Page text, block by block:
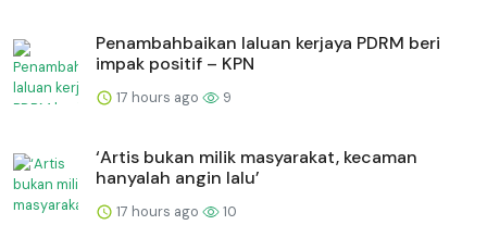
Penambahbaikan laluan kerjaya PDRM beri
impak positif – KPN
17 hours ago 9
‘Artis bukan milik masyarakat, kecaman
hanyalah angin lalu’
17 hours ago 10